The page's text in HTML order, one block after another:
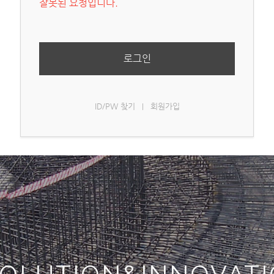
잘못된 요청입니다.
로그인
ID/PW 찾기 회원가입